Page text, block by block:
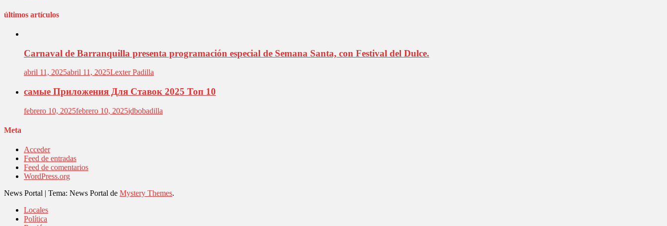
últimos artículos
Carnaval de Barranquilla presenta programación especial de Semana Santa, con Festival del Dulce.
abril 11, 2025abril 11, 2025Lexter Padilla
самые Приложения Для Ставок 2025 Топ 10
febrero 10, 2025febrero 10, 2025jdbobadilla
Meta
Acceder
Feed de entradas
Feed de comentarios
WordPress.org
News Portal | Tema: News Portal de Mystery Themes.
Locales
Política